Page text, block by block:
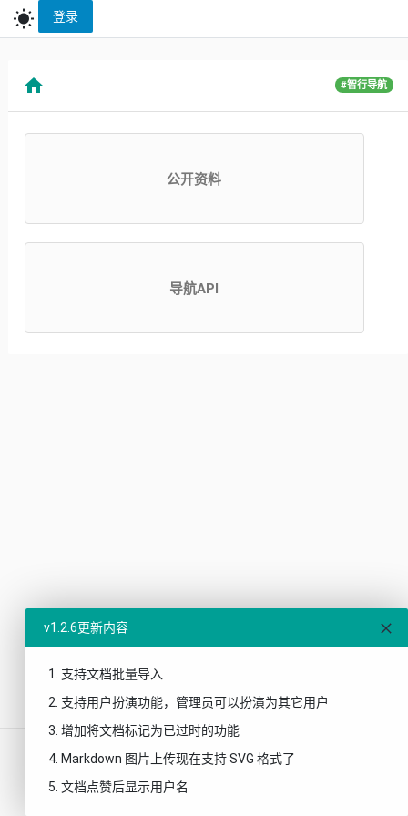
wb_sunny 登录
home #智行导航
公开资料
导航API
© 2026 AICODE.CC v1.2.6
v1.2.6更新内容
1. 支持文档批量导入
2. 支持用户扮演功能，管理员可以扮演为其它用户
3. 增加将文档标记为已过时的功能
4. Markdown 图片上传现在支持 SVG 格式了
5. 文档点赞后显示用户名